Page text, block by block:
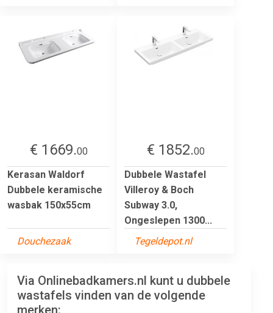
€ 1669.00
Kerasan Waldorf
Dubbele keramische
wasbak 150x55cm
Douchezaak
€ 1852.00
Dubbele Wastafel
Villeroy & Boch
Subway 3.0,
Ongeslepen 1300...
Tegeldepot.nl
Via Onlinebadkamers.nl kunt u dubbele
wastafels vinden van de volgende
merken: